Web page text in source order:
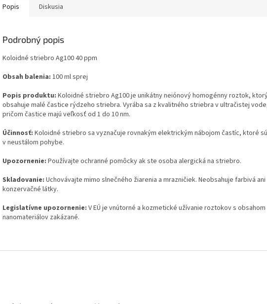
Popis Diskusia
Podrobný popis
Koloidné striebro Ag100 40 ppm
Obsah balenia: 100 ml sprej
Popis produktu: Koloidné striebro Ag100 je unikátny neiónový homogénny roztok,
obsahuje malé častice rýdzeho striebra. Vyrába sa z kvalitného striebra v ultračistej
pričom častice majú veľkosť od 1 do 10 nm.
Účinnosť: Koloidné striebro sa vyznačuje rovnakým elektrickým nábojom častíc, ktoré sú
v neustálom pohybe.
Upozornenie: Používajte ochranné pomôcky ak ste osoba alergická na striebro.
Skladovanie: Uchovávajte mimo slnečného žiarenia a mrazničiek. Neobsahuje farbivá ani
konzervačné látky.
Legislatívne upozornenie: V EÚ je vnútorné a kozmetické užívanie roztokov s obsahom
nanomateriálov zakázané.